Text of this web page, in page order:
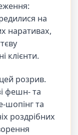
на
наративах,
клієнти.
розрив.
фешн- та
шопінг та
роздрібних